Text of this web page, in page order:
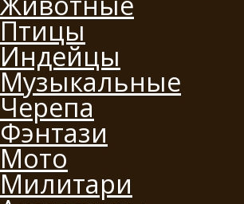
Птицы
Индейцы
Музыкальные
Черепа
Фэнтази
Мото
Милитари